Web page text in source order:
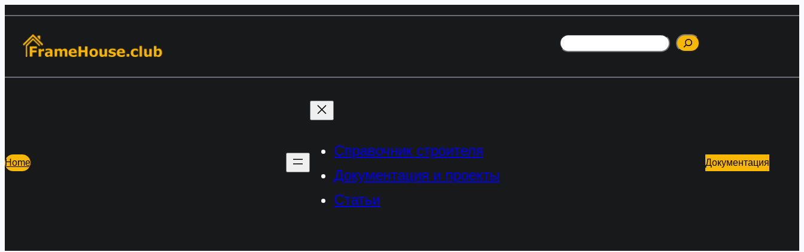
содержимому
Поиск
Home
Справочник строителя
Документация и проекты
Статьи
Документация